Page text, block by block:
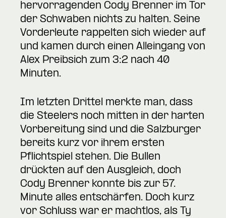
hervorragenden Cody Brenner im Tor
der Schwaben nichts zu halten. Seine
Vorderleute rappelten sich wieder auf
und kamen durch einen Alleingang von
Alex Preibsich zum 3:2 nach 40
Minuten.
Im letzten Drittel merkte man, dass
die Steelers noch mitten in der harten
Vorbereitung sind und die Salzburger
bereits kurz vor ihrem ersten
Pflichtspiel stehen. Die Bullen
drückten auf den Ausgleich, doch
Cody Brenner konnte bis zur 57.
Minute alles entschärfen. Doch kurz
vor Schluss war er machtlos, als Ty